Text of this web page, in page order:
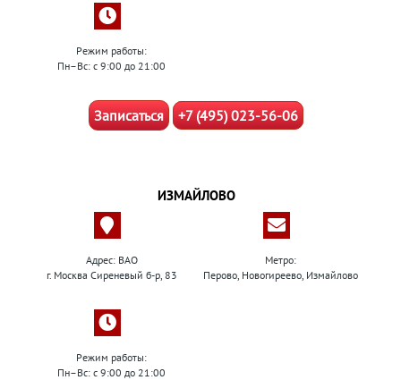
Режим работы:
Пн–Вс: с 9:00 до 21:00
Записаться +7 (495) 023-56-06
ИЗМАЙЛОВО
Адрес: ВАО
г. Москва Сиреневый б-р, 83
Метро:
Перово, Новогиреево, Измайлово
Режим работы:
Пн–Вс: с 9:00 до 21:00